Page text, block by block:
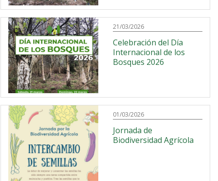
21/03/2026
Celebración del Día
Internacional de los
Bosques 2026
01/03/2026
Jornada de
Biodiversidad Agrícola